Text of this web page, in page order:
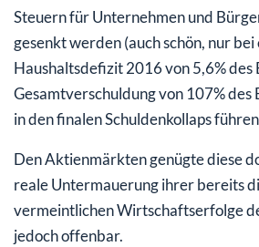
Steuern für Unternehmen und
gesenkt werden (auch schön, nur
Haushaltsdefizit 2016 von 5,6% des
Gesamtverschuldung von 107% des
in den finalen Schuldenkollaps
Den Aktienmärkten genügte diese
reale Untermauerung ihrer bereits
vermeintlichen Wirtschaftserfolge
jedoch offenbar.